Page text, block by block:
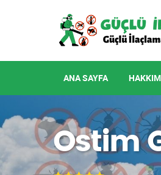
ANA SAYFA
Ostim